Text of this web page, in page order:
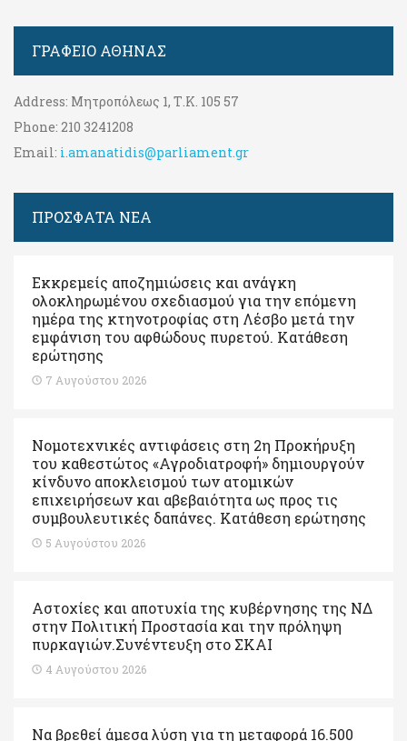
ΓΡΑΦΕΊΟ ΑΘΉΝΑΣ
Address: Μητροπόλεως 1, Τ.Κ. 105 57
Phone: 210 3241208
Email: i.amanatidis@parliament.gr
ΠΡΟΣΦΑΤΑ ΝΕΑ
Εκκρεμείς αποζημιώσεις και ανάγκη
ολοκληρωμένου σχεδιασμού για την επόμενη
ημέρα της κτηνοτροφίας στη Λέσβο μετά την
εμφάνιση του αφθώδους πυρετού. Kατάθεση
ερώτησης
7 Αυγούστου 2026
Νομοτεχνικές αντιφάσεις στη 2η Προκήρυξη
του καθεστώτος «Αγροδιατροφή» δημιουργούν
κίνδυνο αποκλεισμού των ατομικών
επιχειρήσεων και αβεβαιότητα ως προς τις
συμβουλευτικές δαπάνες. Κατάθεση ερώτησης
5 Αυγούστου 2026
Αστοχίες και αποτυχία της κυβέρνησης της ΝΔ
στην Πολιτική Προστασία και την πρόληψη
πυρκαγιών.Συνέντευξη στο ΣΚΑΙ
4 Αυγούστου 2026
Να βρεθεί άμεσα λύση για τη μεταφορά 16.500